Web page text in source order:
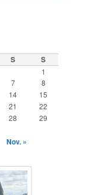
S S
1
7
8
14 15
21 22
28 29
Nov. »